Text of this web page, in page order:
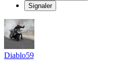
Signaler
Diablo59